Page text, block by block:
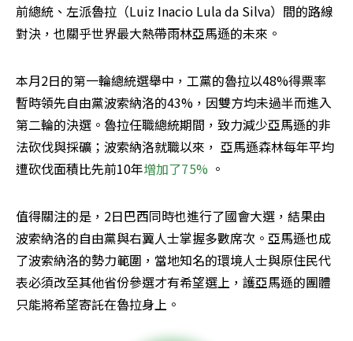
前總統、左派魯拉（Luiz Inacio Lula da Silva）間的路線
對決，也關乎世界最大熱帶雨林亞馬遜的未來。
本月2日的第一輪總統選舉中，工黨的魯拉以48%得票率
暫時領先自由黨波索納洛的43%，因雙方均未過半而進入
第二輪的決選。魯拉任職總統期間，致力減少亞馬遜的非
法砍伐與採礦；波索納洛就職以來， 亞馬遜森林每年平均
遭砍伐面積比先前10年增加了75% 。
值得關注的是，2日巴西同時也進行了國會大選，結果由
波索納洛的自由黨與右翼人士掌握多數席次。亞馬遜也成
了波索納洛的勢力範圍，當地知名的環境人士與原住民代
表必須改至其他省份參選才有希望選上，護亞馬遜的團體
只能將希望寄託在魯拉身上。